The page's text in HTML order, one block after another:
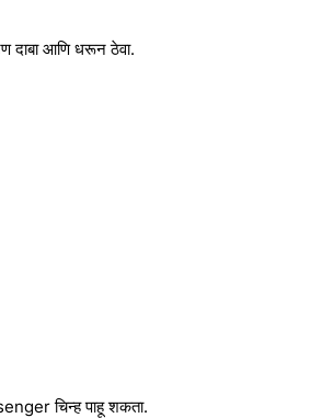
दाबा आणि धरून ठेवा.
चिन्ह पाहू शकता.